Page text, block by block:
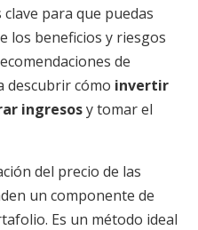
para que puedas
los beneficios y riesgos
de
descubrir cómo invertir
ingresosy tomar el
del precio de las
un componente de
Es un método ideal